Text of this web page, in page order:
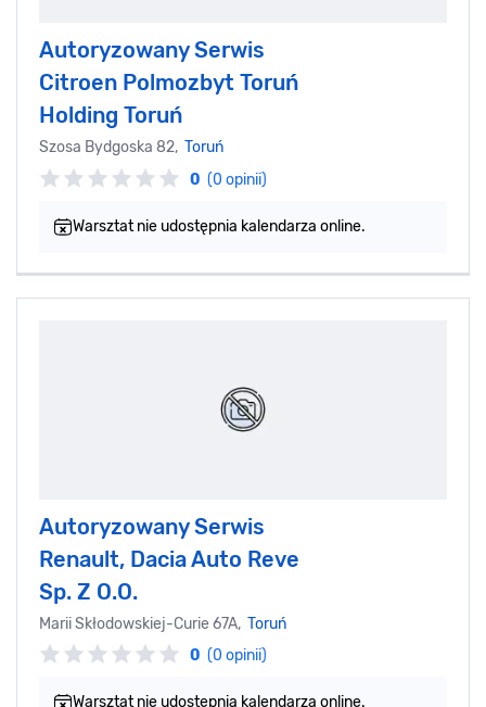
Autoryzowany Serwis
Citroen Polmozbyt Toruń
Holding Toruń
Szosa Bydgoska 82, Toruń
0 (0 opinii)
Warsztat nie udostępnia kalendarza online.
Autoryzowany Serwis
Renault, Dacia Auto Reve
Sp. Z O.O.
Marii Skłodowskiej-Curie 67A, Toruń
0 (0 opinii)
Warsztat nie udostępnia kalendarza online.